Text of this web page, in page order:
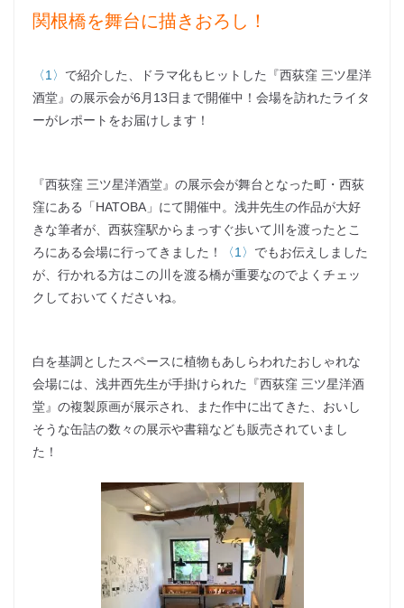
関根橋を舞台に描きおろし！
〈1〉 で紹介した、ドラマ化もヒットした『西荻窪 三ツ星洋
酒堂』の展示会が6月13日まで開催中！会場を訪れたライタ
ーがレポートをお届けします！
『西荻窪 三ツ星洋酒堂』の展示会が舞台となった町・西荻
窪にある「HATOBA」にて開催中。浅井先生の作品が大好
きな筆者が、西荻窪駅からまっすぐ歩いて川を渡ったとこ
ろにある会場に行ってきました！
〈1〉 でもお伝えしました
が、行かれる方はこの川を渡る橋が重要なのでよくチェッ
クしておいてくださいね。
白を基調としたスペースに植物もあしらわれたおしゃれな
会場には、浅井西先生が手掛けられた『西荻窪 三ツ星洋酒
堂』の複製原画が展示され、また作中に出てきた、おいし
そうな缶詰の数々の展示や書籍なども販売されていまし
た！